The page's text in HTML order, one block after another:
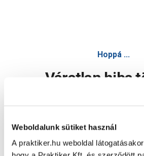
Weboldalunk sütiket használ
A praktiker.hu weboldal
Hoppá ...
Váratlan hiba
Oldal újratöltése